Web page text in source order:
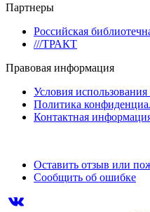
Партнеры
Российская
///ТРАКТ
Правовая информация
Условия использования
Политика
Контактная
Оставить отзыв или
Сообщить об ошибке